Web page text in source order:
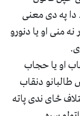
په دی معنی
منی او یا دنورو
او یا حجاب
دنقاب
ځای ندی پاته